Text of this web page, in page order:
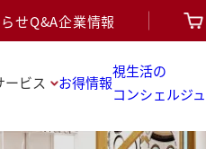
せQ&A企業情報
ービス お得情報
視生活の
コンシェルジュ